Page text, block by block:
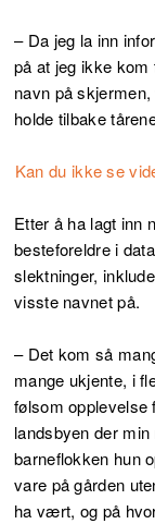
– Da jeg la inn
på at jeg ikke kom
navn på
holde tilbake
Kan du ikke se
Etter å ha lagt inn
besteforeldre i
slektninger,
visste navnet på.
– Det kom så
mange ukjente, i
følsom opplevelse
landsbyen der
barneflokken hun
vare på gården
ha vært, og på